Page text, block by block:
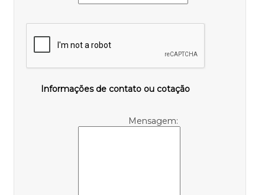
Informações de contato ou cotação
Mensagem: